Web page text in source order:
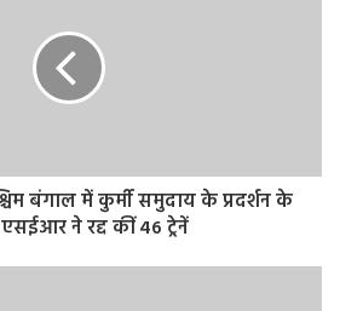
बंगाल में कुर्मी समुदाय के प्रदर्शन के
ने रद्द कीं 46 ट्रेनें